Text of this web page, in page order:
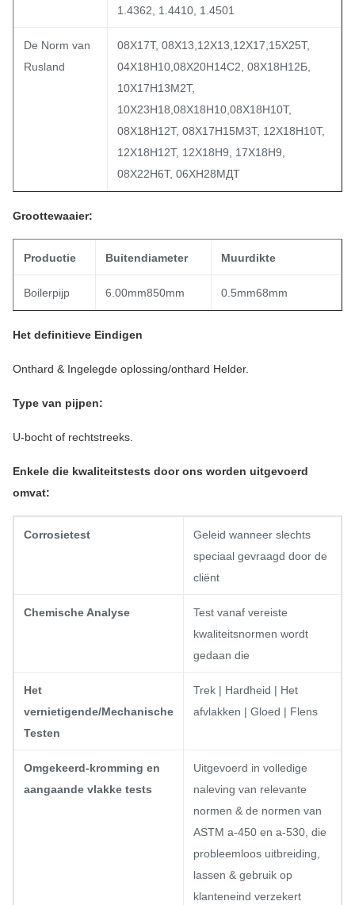
1.4362, 1.4410, 1.4501
De Norm van
Rusland
08Х17Т, 08Х13,12Х13,12Х17,15Х25Т,
04Х18Н10,08Х20Н14С2, 08Х18Н12Б,
10Х17Н13М2Т,
10Х23Н18,08Х18Н10,08Х18Н10Т,
08Х18Н12Т, 08Х17Н15М3Т, 12Х18Н10Т,
12Х18Н12Т, 12Х18Н9, 17Х18Н9,
08Х22Н6Т, 06ХН28МДТ
Groottewaaier:
Productie Buitendiameter Muurdikte
Boilerpijp 6.00mm850mm 0.5mm68mm
Het definitieve Eindigen
Onthard & Ingelegde oplossing/onthard Helder.
Type van pijpen:
U-bocht of rechtstreeks.
Enkele die kwaliteitstests door ons worden uitgevoerd
omvat:
Corrosietest
Geleid wanneer slechts
speciaal gevraagd door de
cliënt
Chemische Analyse
Test vanaf vereiste
kwaliteitsnormen wordt
gedaan die
Het
vernietigende/Mechanische
Testen
Trek | Hardheid | Het
afvlakken | Gloed | Flens
Omgekeerd-kromming en
aangaande vlakke tests
Uitgevoerd in volledige
naleving van relevante
normen & de normen van
ASTM a-450 en a-530, die
probleemloos uitbreiding,
lassen & gebruik op
klanteneind verzekert